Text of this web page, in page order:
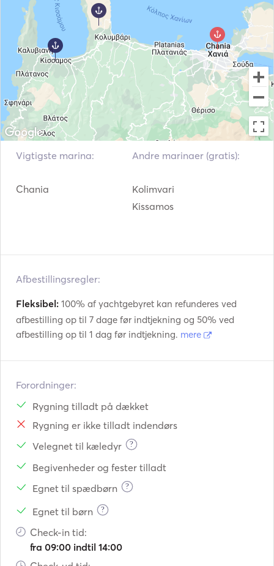
Vigtigste marina:
Chania
Andre marinaer (gratis):
Kolimvari
Kissamos
Afbestillingsregler:
Fleksibel: 100% af yachtgebyret kan refunderes ved
afbestilling op til 7 dage før indtjekning og 50% ved
afbestilling op til 1 dag før indtjekning. mere
Forordninger:
Rygning tilladt på dækket
Rygning er ikke tilladt indendørs
Velegnet til kæledyr
?
Begivenheder og fester tilladt
Egnet til spædbørn
?
Egnet til børn ?
Check-in tid:
fra 09:00 indtil 14:00